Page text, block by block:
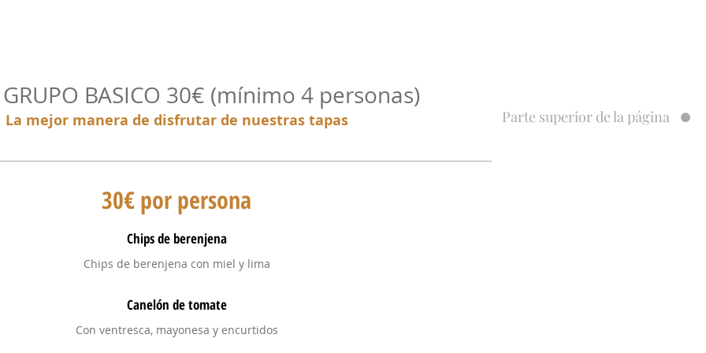
Parte superior de la página
BASICO 30€ (mínimo 4 personas)
La mejor manera de disfrutar de nuestras tapas
30€ por persona
Chips de berenjena
Chips de berenjena con miel y lima
Canelón de tomate
Con ventresca, mayonesa y encurtidos